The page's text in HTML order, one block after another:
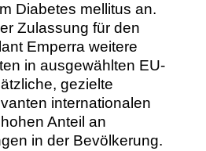
Diabetes mellitus an.
Zulassung für den
Emperra weitere
in ausgewählten EU-
gezielte
internationalen
Anteil an
in der Bevölkerung.